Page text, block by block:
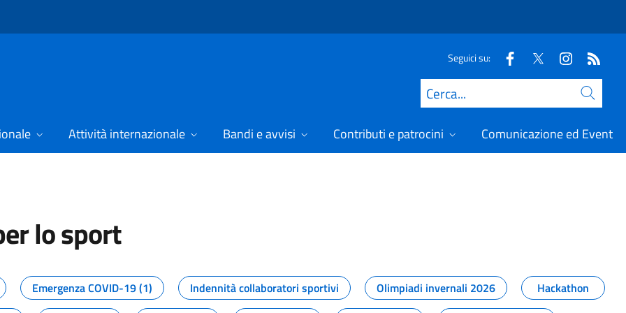
Seguici su:
Cerca
Attività internazionale Bandi e avvisi Contributi e patrocini Comunicazione ed Eventi
lo sport
dal Dipartimento per lo sport
Emergenza COVID-19 (1) Indennità collaboratori sportivi Olimpiadi invernali 2026
Hackathon